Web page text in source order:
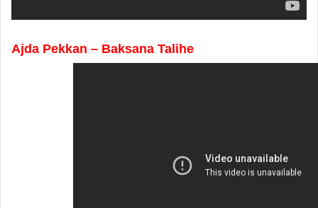
Ajda Pekkan – Baksana Talihe